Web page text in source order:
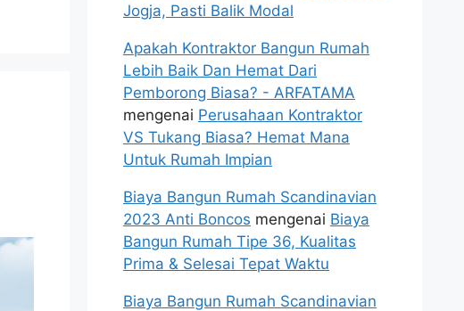
Jogja, Pasti Balik Modal
Apakah Kontraktor Bangun Rumah
Lebih Baik Dan Hemat Dari
Pemborong Biasa? - ARFATAMA
mengenai Perusahaan Kontraktor
VS Tukang Biasa? Hemat Mana
Untuk Rumah Impian
Biaya Bangun Rumah Scandinavian
2023 Anti Boncos mengenai Biaya
Bangun Rumah Tipe 36, Kualitas
Prima & Selesai Tepat Waktu
Biaya Bangun Rumah Scandinavian